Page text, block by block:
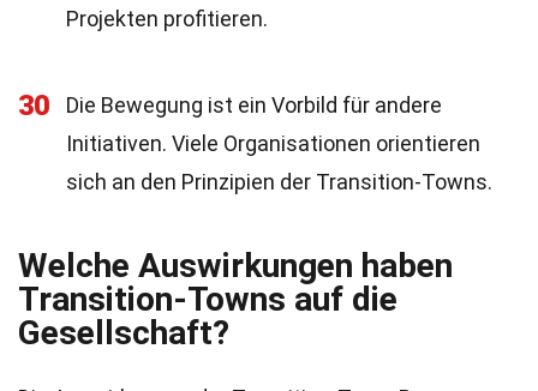
Projekten profitieren.
30
Die Bewegung ist ein Vorbild für andere
Initiativen. Viele Organisationen orientieren
sich an den Prinzipien der Transition-Towns.
Welche Auswirkungen haben
Transition-Towns auf die
Gesellschaft?